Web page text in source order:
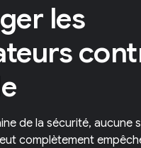
les
de la sécurité, aucune
complètement